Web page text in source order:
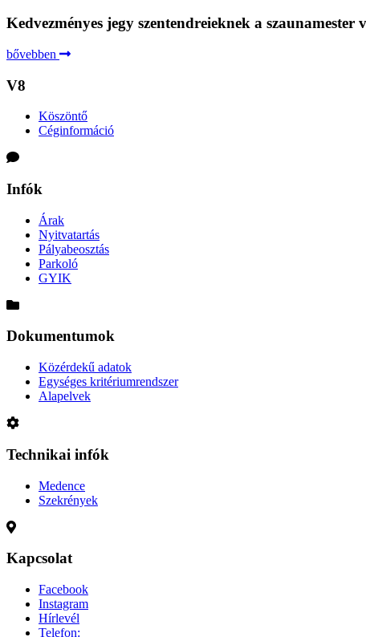
Kedvezményes jegy szentendreieknek a
bővebben
V8
Köszöntő
Céginformáció
Infók
Árak
Nyitvatartás
Pályabeosztás
Parkoló
GYIK
Dokumentumok
Közérdekű adatok
Egységes kritériumrendszer
Alapelvek
Technikai infók
Medence
Szekrények
Kapcsolat
Facebook
Instagram
Hírlevél
Telefon: